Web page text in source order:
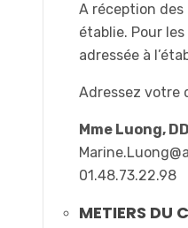
A réception
établie. Pour
adressée à
Adressez votre
Mme Luong,
01.48.73.22.98
METIERS DU